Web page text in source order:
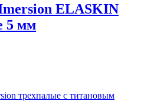
ELASKIN
5 мм